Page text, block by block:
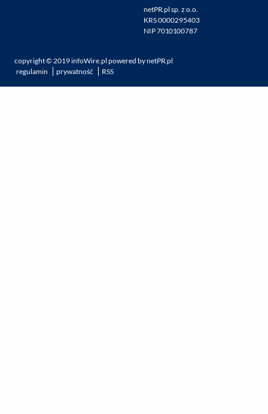
netPR.pl sp. z o.o.
KRS 0000295403
NIP 7010100787
copyright © 2019infoWire.pl powered bynetPR.pl
regulamin
prywatność RSS